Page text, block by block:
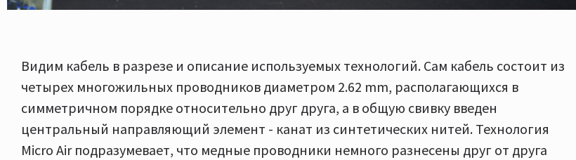
Видим кабель в разрезе и описание используемых технологий. Сам кабель состоит из
четырех многожильных проводников диаметром 2.62 mm, располагающихся в
симметричном порядке относительно друг друга, а в общую свивку введен
центральный направляющий элемент - канат из синтетических нитей. Технология
Micro Air подразумевает, что медные проводники немного разнесены друг от друга